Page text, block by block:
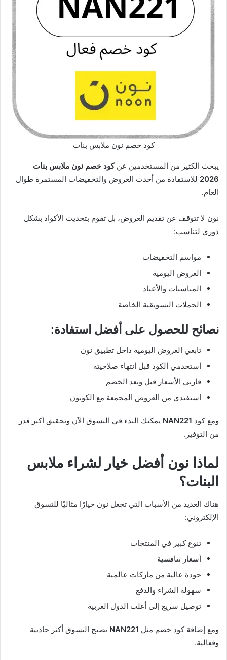
كود خصم نون ملابس بنات
يبحث الكثير من المستخدمين عنكود خصم نون ملابس بنات
2026 للاستفادة من أحدث العروض والتخفيضات المستمرة طوال
العام.
نون لا تتوقف عن تقديم العروض، بل تقوم بتحديث الأكواد بشكل
دوري لتناسب:
مواسم التخفيضات
العروض اليومية
المناسبات والأعياد
الحملات التسويقية الخاصة
نصائح للحصول على أفضل استفادة:
تابعي العروض اليومية داخل تطبيق نون
استخدمي الكود قبل انتهاء صلاحيته
قارني الأسعار قبل وبعد الخصم
استفيدي من العروض المجمعة مع الكوبون
ومع كود NAN221 يمكنك البدء في التسوق الآن وتحقيق أكبر قدر
من التوفير.
لماذا نون أفضل خيار لشراء ملابس
البنات؟
هناك العديد من الأسباب التي تجعل نون خيارًا مثاليًا للتسوق
الإلكتروني:
تنوع كبير في المنتجات
أسعار تنافسية
جودة عالية من ماركات عالمية
سهولة الشراء والدفع
توصيل سريع إلى أغلب الدول العربية
ومع إضافة كود خصم مثل NAN221 يصبح التسوق أكثر جاذبية
وفعالية.